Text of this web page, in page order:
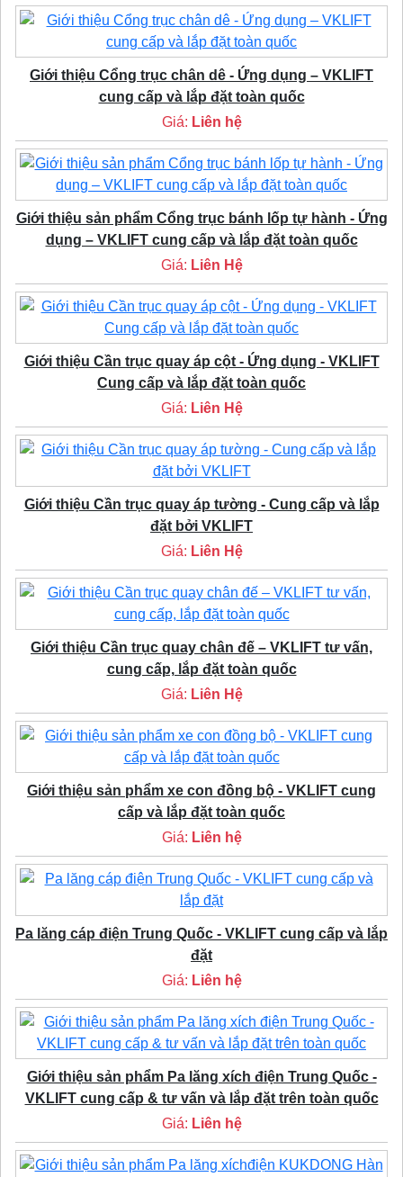
Giới thiệu Cổng trục chân dê - Ứng dụng – VKLIFT
cung cấp và lắp đặt toàn quốc
Giá: Liên hệ
Giới thiệu sản phẩm Cổng trục bánh lốp tự hành - Ứng
dụng – VKLIFT cung cấp và lắp đặt toàn quốc
Giá: Liên Hệ
Giới thiệu Cần trục quay áp cột - Ứng dụng - VKLIFT
Cung cấp và lắp đặt toàn quốc
Giá: Liên Hệ
Giới thiệu Cần trục quay áp tường - Cung cấp và lắp
đặt bởi VKLIFT
Giá: Liên Hệ
Giới thiệu Cần trục quay chân đế – VKLIFT tư vấn,
cung cấp, lắp đặt toàn quốc
Giá: Liên Hệ
Giới thiệu sản phẩm xe con đồng bộ - VKLIFT cung
cấp và lắp đặt toàn quốc
Giá: Liên hệ
Pa lăng cáp điện Trung Quốc - VKLIFT cung cấp và lắp
đặt
Giá: Liên hệ
Giới thiệu sản phẩm Pa lăng xích điện Trung Quốc -
VKLIFT cung cấp & tư vấn và lắp đặt trên toàn quốc
Giá: Liên hệ